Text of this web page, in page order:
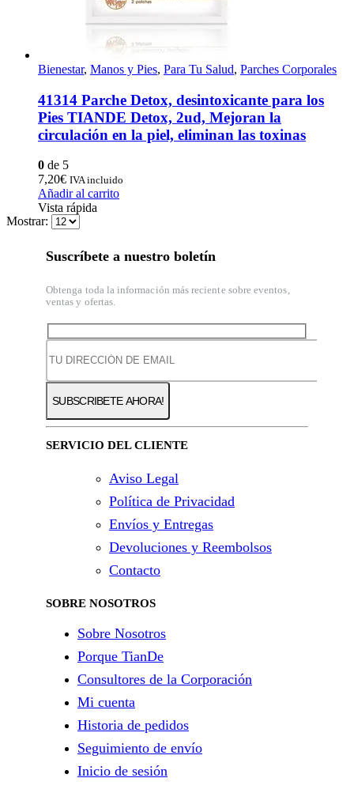
Bienestar, Manos y Pies, Para Tu Salud, Parches Corporales
41314 Parche Detox, desintoxicante para los
Pies TIANDE Detox, 2ud, Mejoran la
circulación en la piel, eliminan las toxinas
0 de 5
7,20€ IVA incluido
Añadir al carrito
Vista rápida
Mostrar:
Suscríbete a nuestro boletín
Obtenga toda la información más reciente sobre eventos,
ventas y ofertas.
SERVICIO DEL CLIENTE
Aviso Legal
Política de Privacidad
Envíos y Entregas
Devoluciones y Reembolsos
Contacto
SOBRE NOSOTROS
Sobre Nosotros
Porque TianDe
Consultores de la Corporación
Mi cuenta
Historia de pedidos
Seguimiento de envío
Inicio de sesión